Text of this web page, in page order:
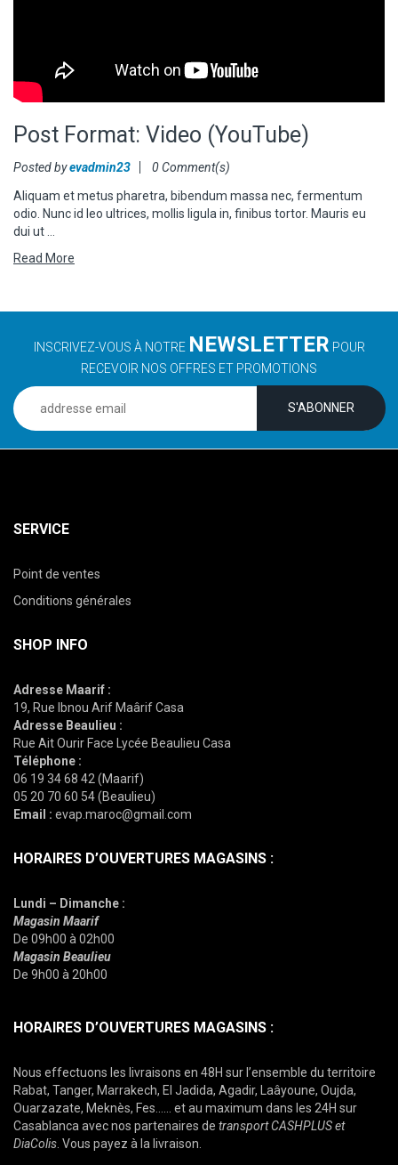
Post Format: Video (YouTube)
Posted byevadmin23
0 Comment(s)
Aliquam et metus pharetra, bibendum massa nec, fermentum
odio. Nunc id leo ultrices, mollis ligula in, finibus tortor. Mauris eu
dui ut …
Read More
INSCRIVEZ-VOUS À NOTRE NEWSLETTER POUR
RECEVOIR NOS OFFRES ET PROMOTIONS
SERVICE
Point de ventes
Conditions générales
SHOP INFO
Adresse Maarif :
19, Rue Ibnou Arif Maârif Casa
Adresse Beaulieu :
Rue Ait Ourir Face Lycée Beaulieu Casa
Téléphone :
06 19 34 68 42 (Maarif)
05 20 70 60 54 (Beaulieu)
Email : evap.maroc@gmail.com
HORAIRES D’OUVERTURES MAGASINS :
Lundi – Dimanche :
Magasin Maarif
De 09h00 à 02h00
Magasin Beaulieu
De 9h00 à 20h00
HORAIRES D’OUVERTURES MAGASINS :
Nous effectuons les livraisons en 48H sur l’ensemble du territoire
Rabat, Tanger, Marrakech, El Jadida, Agadir, Laâyoune, Oujda,
Ouarzazate, Meknès, Fes…… et au maximum dans les 24H sur
Casablanca avec nos partenaires de transport CASHPLUS et
DiaColis . Vous payez à la livraison.